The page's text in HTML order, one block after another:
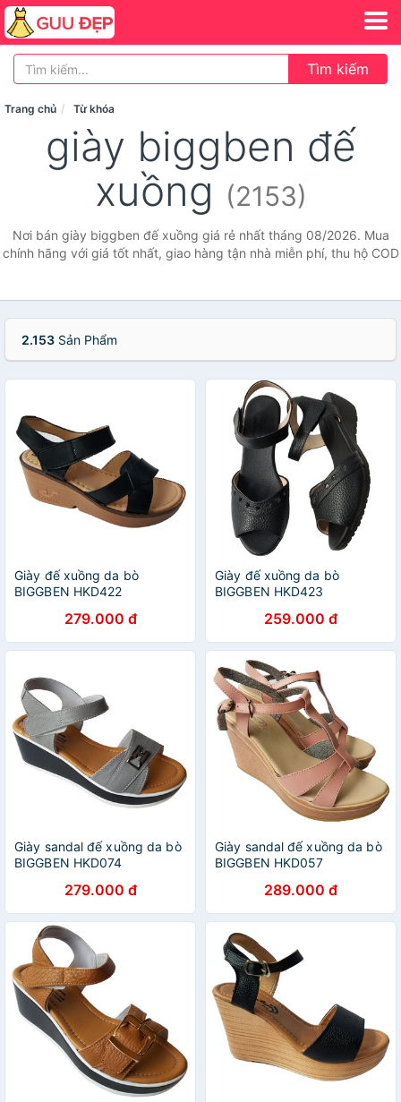
Tìm kiếm
Trang chủ Từ khóa
giày biggben đế
xuồng (2153)
Nơi bán giày biggben đế xuồng giá rẻ nhất tháng 08/2026. Mua
chính hãng với giá tốt nhất, giao hàng tận nhà miễn phí, thu hộ COD
2.153 Sản Phẩm
Giày đế xuồng da bò
BIGGBEN HKD422
279.000 đ
Giày đế xuồng da bò
BIGGBEN HKD423
259.000 đ
Giày sandal đế xuồng da bò
BIGGBEN HKD074
279.000 đ
Giày sandal đế xuồng da bò
BIGGBEN HKD057
289.000 đ